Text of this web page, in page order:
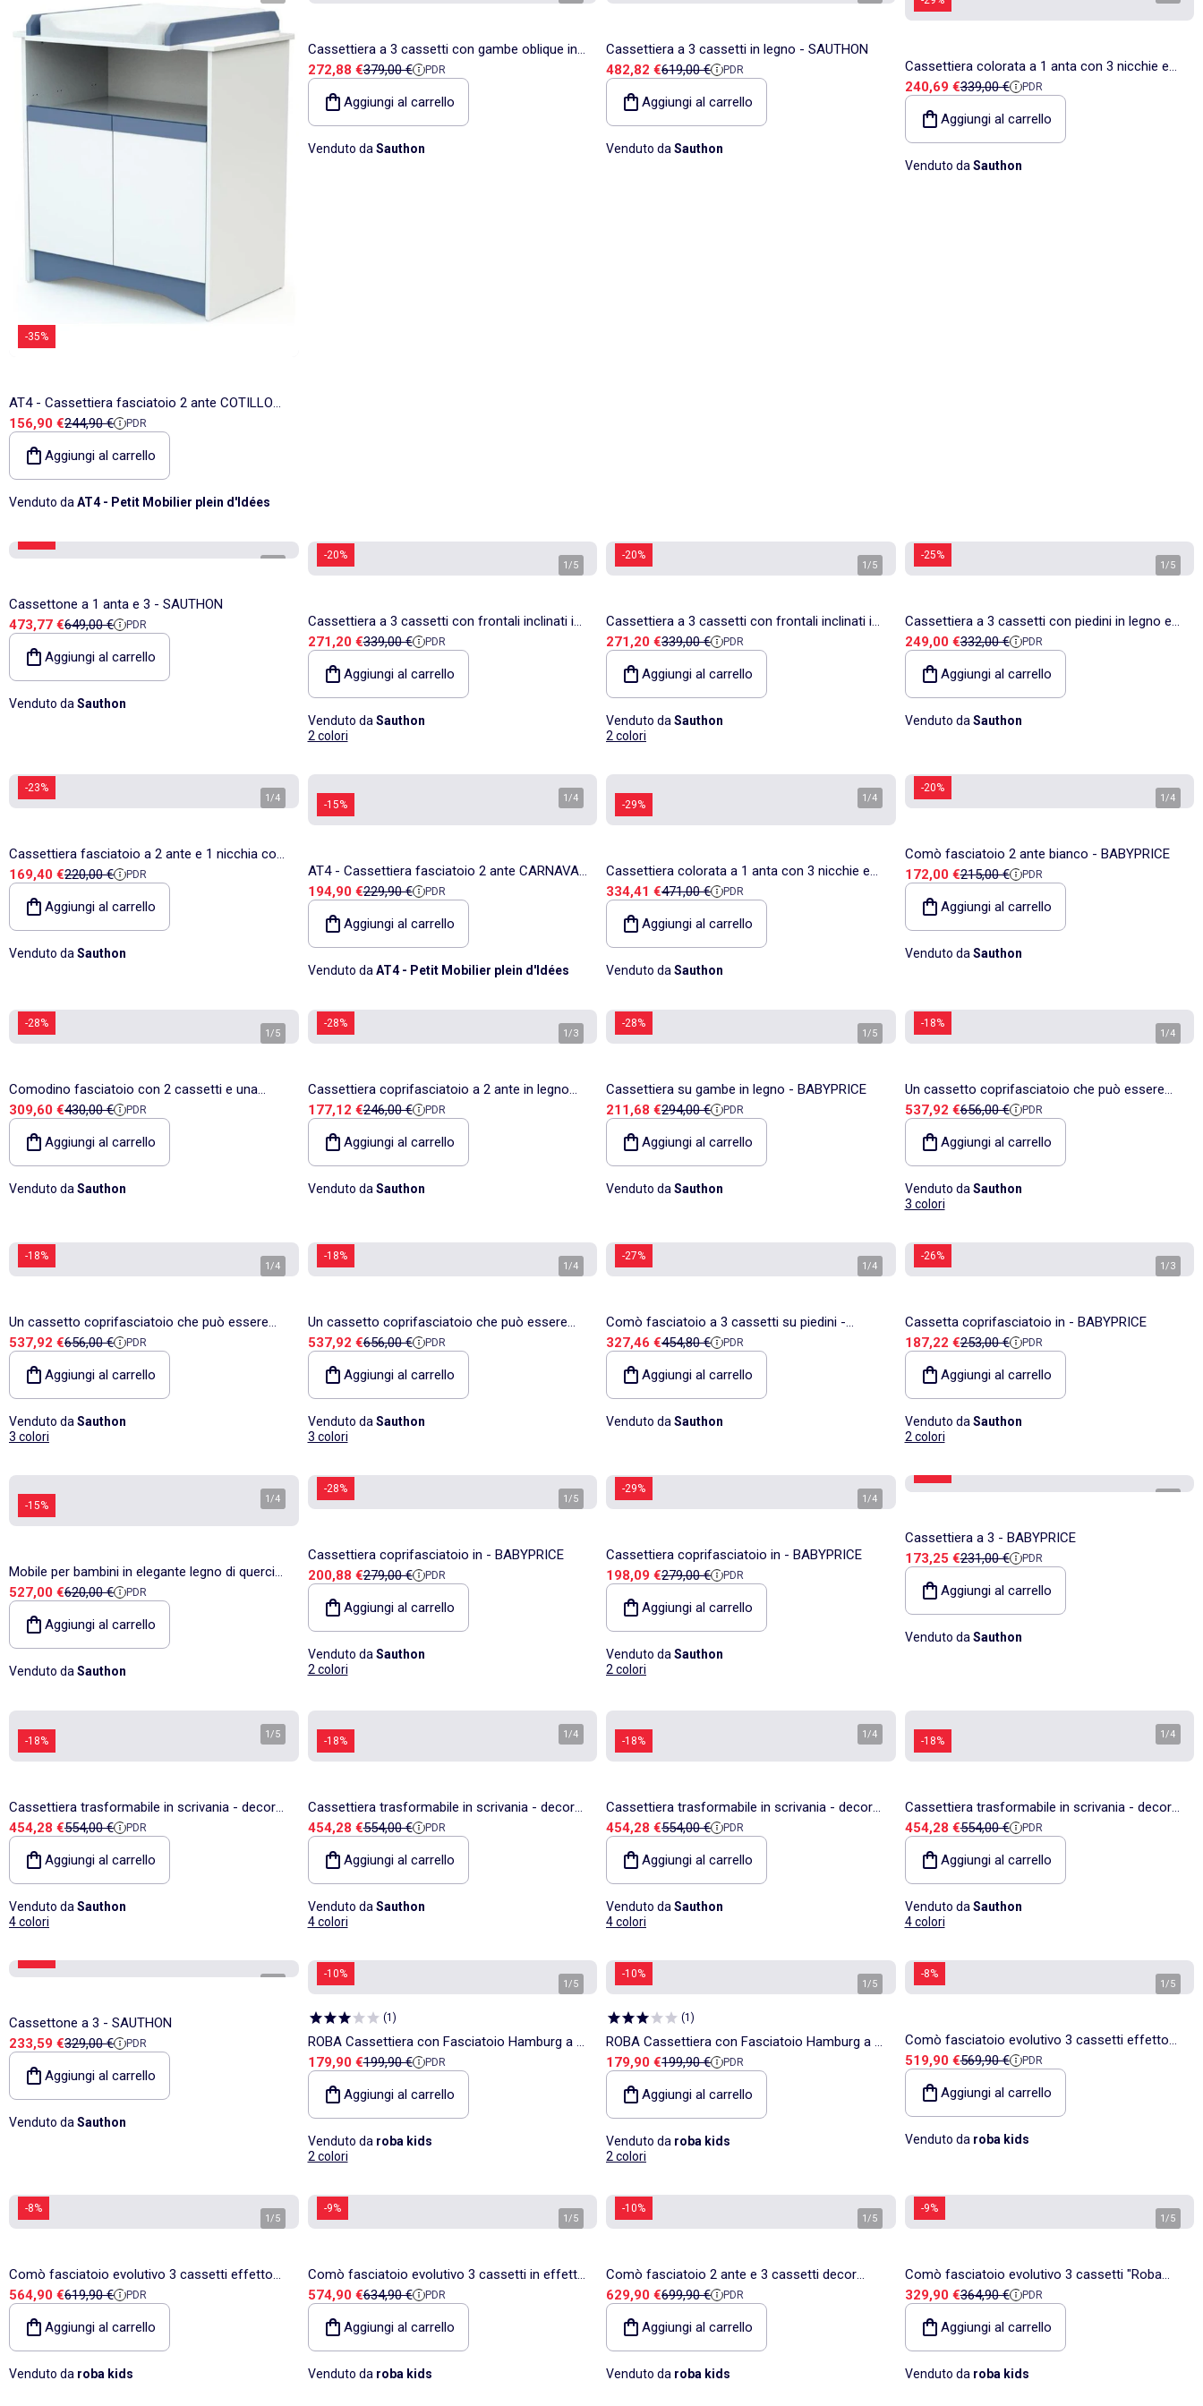
-35%
AT4 - Cassettiera fasciatoio 2 ante COTILLON
legno - Bianco/Blu - 79 x 65,5 x 94 cm
Prezzo di vendita
156,90 €Prezzo di riferimento
244,90 € PDR
Aggiungi al carrello
Venduto da AT4 - Petit Mobilier plein d'Idées
Cassettiera a 3 cassetti con gambe oblique in -
SAUTHON
Prezzo di vendita
272,88 €Prezzo di riferimento
379,00 € PDR
Aggiungi al carrello
Venduto da Sauthon
Cassettiera a 3 cassetti in legno - SAUTHON
Prezzo di vendita
482,82 €Prezzo di riferimento
619,00 € PDR
Aggiungi al carrello
Venduto da Sauthon
Cassettiera colorata a 1 anta con 3 nicchie e
cleristorio in legno in decoro rovere -
SAUTHON
Prezzo di vendita
240,69 €Prezzo di riferimento
339,00 € PDR
Aggiungi al carrello
Venduto da Sauthon
Cassettone a 1 anta e 3 - SAUTHON
Prezzo di vendita
473,77 €Prezzo di riferimento
649,00 € PDR
Aggiungi al carrello
Venduto da Sauthon
-20%
1/5
Cassettiera a 3 cassetti con frontali inclinati in
rovere - SAUTHON
Prezzo di vendita
271,20 €Prezzo di riferimento
339,00 € PDR
Aggiungi al carrello
Venduto da Sauthon
2 colori
-20%
1/5
Cassettiera a 3 cassetti con frontali inclinati in
rovere - SAUTHON
Prezzo di vendita
271,20 €Prezzo di riferimento
339,00 € PDR
Aggiungi al carrello
Venduto da Sauthon
2 colori
-25%
1/5
Cassettiera a 3 cassetti con piedini in legno e
finitura color - SAUTHON
Prezzo di vendita
249,00 €Prezzo di riferimento
332,00 € PDR
Aggiungi al carrello
Venduto da Sauthon
-23%
1/4
Cassettiera fasciatoio a 2 ante e 1 nicchia con
finitura effetto - BABYPRICE
Prezzo di vendita
169,40 €Prezzo di riferimento
220,00 € PDR
Aggiungi al carrello
Venduto da Sauthon
-15%
1/4
AT4 - Cassettiera fasciatoio 2 ante CARNAVAL
legno - Bianco/Betulla - 79 x 65,5 x 94 cm
Prezzo di vendita
194,90 €Prezzo di riferimento
229,90 € PDR
Aggiungi al carrello
Venduto da AT4 - Petit Mobilier plein d'Idées
-29%
1/4
Cassettiera colorata a 1 anta con 3 nicchie e
cleristorio in legno in decoro rovere -
SAUTHON
Prezzo di vendita
334,41 €Prezzo di riferimento
471,00 € PDR
Aggiungi al carrello
Venduto da Sauthon
-20%
1/4
Comò fasciatoio 2 ante bianco - BABYPRICE
Prezzo di vendita
172,00 €Prezzo di riferimento
215,00 € PDR
Aggiungi al carrello
Venduto da Sauthon
-28%
1/5
Comodino fasciatoio con 2 cassetti e una
nicchia con maniglie in - SAUTHON
Prezzo di vendita
309,60 €Prezzo di riferimento
430,00 € PDR
Aggiungi al carrello
Venduto da Sauthon
-28%
1/3
Cassettiera coprifasciatoio a 2 ante in legno
grigio - BABYPRICE
Prezzo di vendita
177,12 €Prezzo di riferimento
246,00 € PDR
Aggiungi al carrello
Venduto da Sauthon
-28%
1/5
Cassettiera su gambe in legno - BABYPRICE
Prezzo di vendita
211,68 €Prezzo di riferimento
294,00 € PDR
Aggiungi al carrello
Venduto da Sauthon
-18%
1/4
Un cassetto coprifasciatoio che può essere
trasformato in una - SAUTHON
Prezzo di vendita
537,92 €Prezzo di riferimento
656,00 € PDR
Aggiungi al carrello
Venduto da Sauthon
3 colori
-18%
1/4
Un cassetto coprifasciatoio che può essere
trasformato in una - SAUTHON
Prezzo di vendita
537,92 €Prezzo di riferimento
656,00 € PDR
Aggiungi al carrello
Venduto da Sauthon
3 colori
-18%
1/4
Un cassetto coprifasciatoio che può essere
trasformato in una - SAUTHON
Prezzo di vendita
537,92 €Prezzo di riferimento
656,00 € PDR
Aggiungi al carrello
Venduto da Sauthon
3 colori
-27%
1/4
Comò fasciatoio a 3 cassetti su piedini -
finitura in legno di faggio - SAUTHON
Prezzo di vendita
327,46 €Prezzo di riferimento
454,80 € PDR
Aggiungi al carrello
Venduto da Sauthon
-26%
1/3
Cassetta coprifasciatoio in - BABYPRICE
Prezzo di vendita
187,22 €Prezzo di riferimento
253,00 € PDR
Aggiungi al carrello
Venduto da Sauthon
2 colori
-15%
1/4
Mobile per bambini in elegante legno di quercia
con vani portaoggetti su 3 - SAUTHON
Prezzo di vendita
527,00 €Prezzo di riferimento
620,00 € PDR
Aggiungi al carrello
Venduto da Sauthon
-28%
1/5
Cassettiera coprifasciatoio in - BABYPRICE
Prezzo di vendita
200,88 €Prezzo di riferimento
279,00 € PDR
Aggiungi al carrello
Venduto da Sauthon
2 colori
-29%
1/4
Cassettiera coprifasciatoio in - BABYPRICE
Prezzo di vendita
198,09 €Prezzo di riferimento
279,00 € PDR
Aggiungi al carrello
Venduto da Sauthon
2 colori
Cassettiera a 3 - BABYPRICE
Prezzo di vendita
173,25 €Prezzo di riferimento
231,00 € PDR
Aggiungi al carrello
Venduto da Sauthon
-18%
1/5
Cassettiera trasformabile in scrivania - decoro
in legno di quercia seppia, forma ad -
SAUTHON
Prezzo di vendita
454,28 €Prezzo di riferimento
554,00 € PDR
Aggiungi al carrello
Venduto da Sauthon
4 colori
-18%
1/4
Cassettiera trasformabile in scrivania - decoro
in legno di quercia seppia, forma ad -
SAUTHON
Prezzo di vendita
454,28 €Prezzo di riferimento
554,00 € PDR
Aggiungi al carrello
Venduto da Sauthon
4 colori
-18%
1/4
Cassettiera trasformabile in scrivania - decoro
in legno di quercia seppia, forma ad -
SAUTHON
Prezzo di vendita
454,28 €Prezzo di riferimento
554,00 € PDR
Aggiungi al carrello
Venduto da Sauthon
4 colori
-18%
1/4
Cassettiera trasformabile in scrivania - decoro
in legno di quercia seppia, forma ad -
SAUTHON
Prezzo di vendita
454,28 €Prezzo di riferimento
554,00 € PDR
Aggiungi al carrello
Venduto da Sauthon
4 colori
Cassettone a 3 - SAUTHON
Prezzo di vendita
233,59 €Prezzo di riferimento
329,00 € PDR
Aggiungi al carrello
Venduto da Sauthon
-10%
1/5
(1 )
ROBA Cassettiera con Fasciatoio Hamburg a 2
Ante + 2 Contenitori – Grigio
Prezzo di vendita
179,90 €Prezzo di riferimento
199,90 € PDR
Aggiungi al carrello
Venduto da roba kids
2 colori
-10%
1/5
(1 )
ROBA Cassettiera con Fasciatoio Hamburg a 2
Ante + 2 Contenitori – Bianco
Prezzo di vendita
179,90 €Prezzo di riferimento
199,90 € PDR
Aggiungi al carrello
Venduto da roba kids
2 colori
-8%
1/5
Comò fasciatoio evolutivo 3 cassetti effetto
rovere – ROBA "Ava"
Prezzo di vendita
519,90 €Prezzo di riferimento
569,90 € PDR
Aggiungi al carrello
Venduto da roba kids
-8%
1/5
Comò fasciatoio evolutivo 3 cassetti effetto
rovere – ROBA "Finn"
Prezzo di vendita
564,90 €Prezzo di riferimento
619,90 € PDR
Aggiungi al carrello
Venduto da roba kids
-9%
1/5
Comò fasciatoio evolutivo 3 cassetti in effetto
rovere – ROBA "Caro"
Prezzo di vendita
574,90 €Prezzo di riferimento
634,90 € PDR
Aggiungi al carrello
Venduto da roba kids
-10%
1/5
Comò fasciatoio 2 ante e 3 cassetti decor
rovere "Roba Lion"
Prezzo di vendita
629,90 €Prezzo di riferimento
699,90 € PDR
Aggiungi al carrello
Venduto da roba kids
-9%
1/5
Comò fasciatoio evolutivo 3 cassetti "Roba
Momo"
Prezzo di vendita
329,90 €Prezzo di riferimento
364,90 € PDR
Aggiungi al carrello
Venduto da roba kids